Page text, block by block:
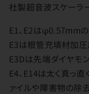
社製超音波スケーラ
E1、E2はφ0.57mmの
E3は根管充填材加圧
E3Dは先端ダイヤモ
E4、E14は太く真っ
ァイルや障害物の除去